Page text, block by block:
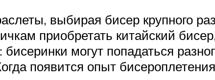
выбирая бисер крупного
приобретать китайский
могут попадаться
появится опыт